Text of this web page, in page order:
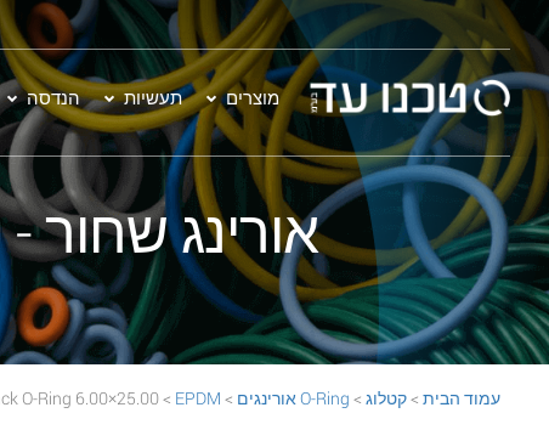
מוצרים תעשיות הנדסה
אורינג שחור - 25.00×6.00 EPDM 70 Black O-Ring
עמוד הבית >קטלוג > O-Ring אורינגים >
EPDM
> 25.00×6.00 EPDM 70 Black O-Ring